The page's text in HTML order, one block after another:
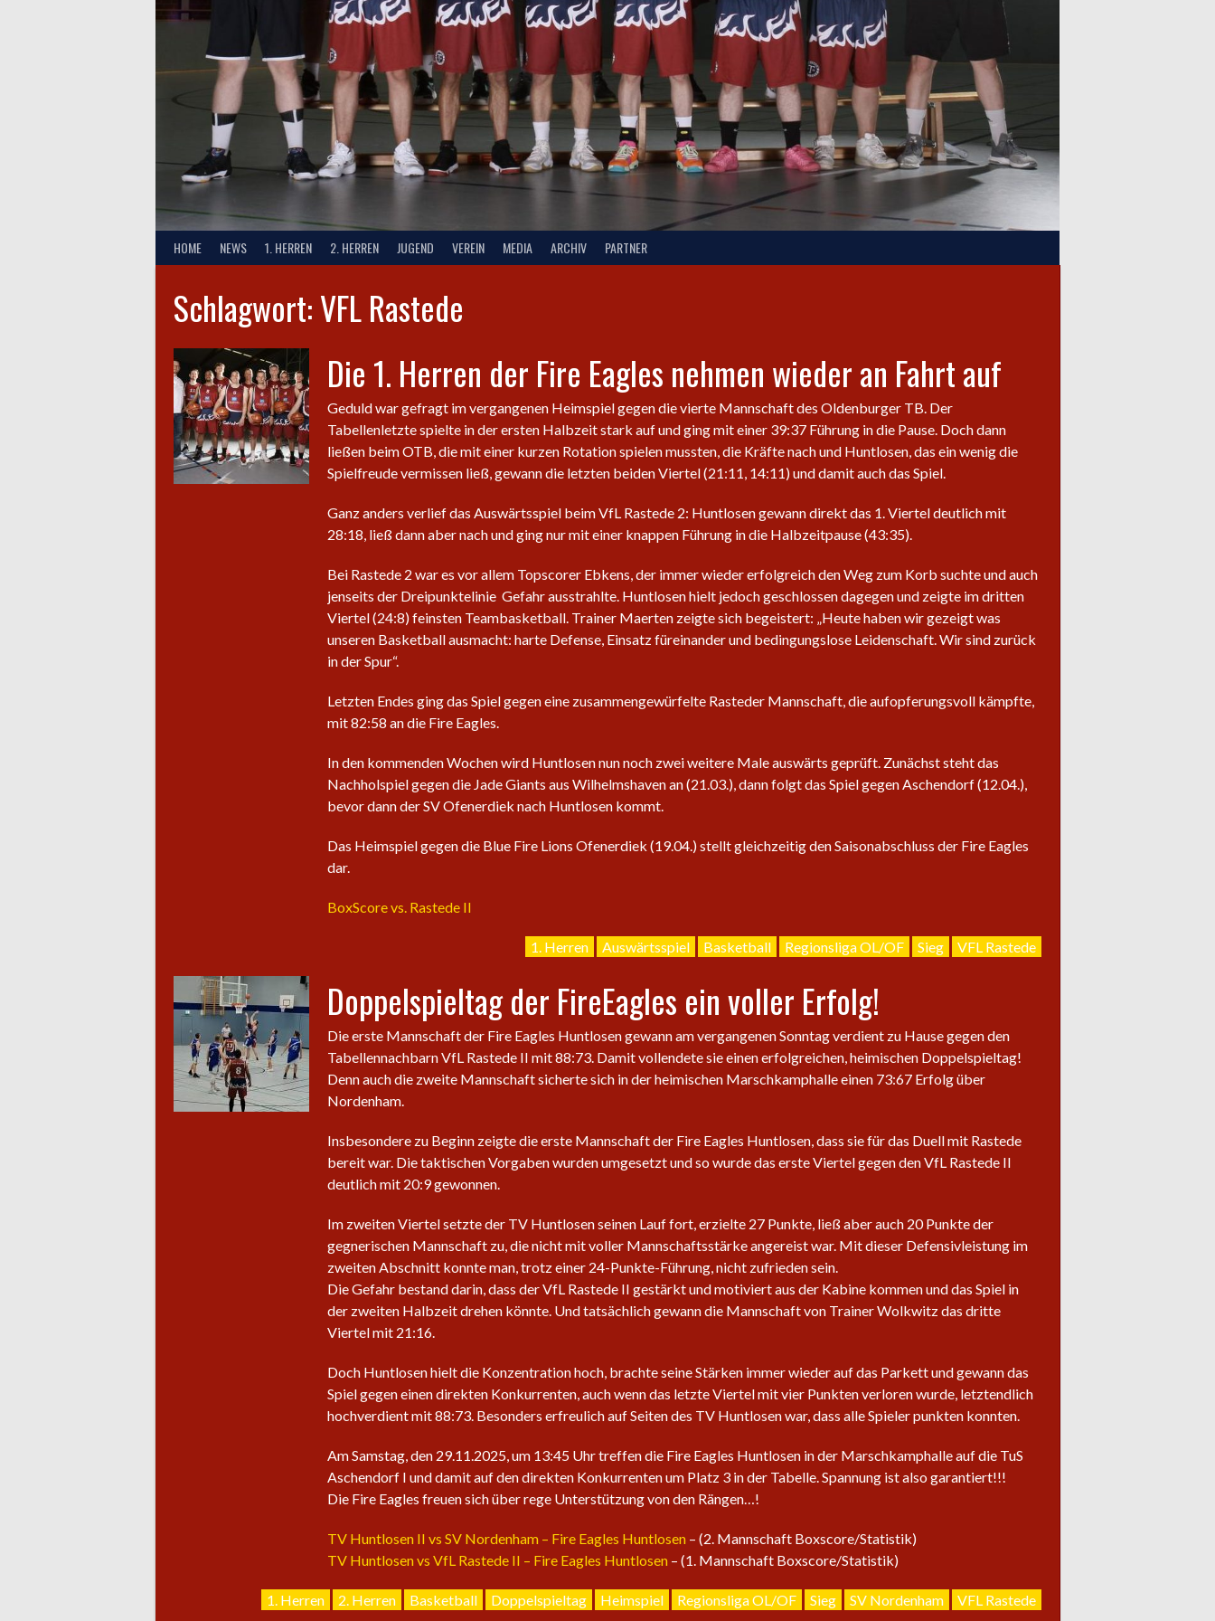
HOME NEWS 1. HERREN 2. HERREN JUGEND VEREIN MEDIA ARCHIV PARTNER
Schlagwort:VFL Rastede
Die 1. Herren der Fire Eagles nehmen wieder an Fahrt auf
Geduld war gefragt im vergangenen Heimspiel gegen die vierte Mannschaft des Oldenburger TB. Der
Tabellenletzte spielte in der ersten Halbzeit stark auf und ging mit einer 39:37 Führung in die Pause. Doch dann
ließen beim OTB, die mit einer kurzen Rotation spielen mussten, die Kräfte nach und Huntlosen, das ein wenig die
Spielfreude vermissen ließ, gewann die letzten beiden Viertel (21:11, 14:11) und damit auch das Spiel.
Ganz anders verlief das Auswärtsspiel beim VfL Rastede 2: Huntlosen gewann direkt das 1. Viertel deutlich mit
28:18, ließ dann aber nach und ging nur mit einer knappen Führung in die Halbzeitpause (43:35).
Bei Rastede 2 war es vor allem Topscorer Ebkens, der immer wieder erfolgreich den Weg zum Korb suchte und auch
jenseits der Dreipunktelinie Gefahr ausstrahlte. Huntlosen hielt jedoch geschlossen dagegen und zeigte im dritten
Viertel (24:8) feinsten Teambasketball. Trainer Maerten zeigte sich begeistert: „Heute haben wir gezeigt was
unseren Basketball ausmacht: harte Defense, Einsatz füreinander und bedingungslose Leidenschaft. Wir sind zurück
in der Spur“.
Letzten Endes ging das Spiel gegen eine zusammengewürfelte Rasteder Mannschaft, die aufopferungsvoll kämpfte,
mit 82:58 an die Fire Eagles.
In den kommenden Wochen wird Huntlosen nun noch zwei weitere Male auswärts geprüft. Zunächst steht das
Nachholspiel gegen die Jade Giants aus Wilhelmshaven an (21.03.), dann folgt das Spiel gegen Aschendorf (12.04.),
bevor dann der SV Ofenerdiek nach Huntlosen kommt.
Das Heimspiel gegen die Blue Fire Lions Ofenerdiek (19.04.) stellt gleichzeitig den Saisonabschluss der Fire Eagles
dar.
BoxScore vs. Rastede II
1. Herren Auswärtsspiel Basketball Regionsliga OL/OF Sieg VFL Rastede
Doppelspieltag der FireEagles ein voller Erfolg!
Die erste Mannschaft der Fire Eagles Huntlosen gewann am vergangenen Sonntag verdient zu Hause gegen den
Tabellennachbarn VfL Rastede II mit 88:73. Damit vollendete sie einen erfolgreichen, heimischen Doppelspieltag!
Denn auch die zweite Mannschaft sicherte sich in der heimischen Marschkamphalle einen 73:67 Erfolg über
Nordenham.
Insbesondere zu Beginn zeigte die erste Mannschaft der Fire Eagles Huntlosen, dass sie für das Duell mit Rastede
bereit war. Die taktischen Vorgaben wurden umgesetzt und so wurde das erste Viertel gegen den VfL Rastede II
deutlich mit 20:9 gewonnen.
Im zweiten Viertel setzte der TV Huntlosen seinen Lauf fort, erzielte 27 Punkte, ließ aber auch 20 Punkte der
gegnerischen Mannschaft zu, die nicht mit voller Mannschaftsstärke angereist war. Mit dieser Defensivleistung im
zweiten Abschnitt konnte man, trotz einer 24-Punkte-Führung, nicht zufrieden sein.
Die Gefahr bestand darin, dass der VfL Rastede II gestärkt und motiviert aus der Kabine kommen und das Spiel in
der zweiten Halbzeit drehen könnte. Und tatsächlich gewann die Mannschaft von Trainer Wolkwitz das dritte
Viertel mit 21:16.
Doch Huntlosen hielt die Konzentration hoch, brachte seine Stärken immer wieder auf das Parkett und gewann das
Spiel gegen einen direkten Konkurrenten, auch wenn das letzte Viertel mit vier Punkten verloren wurde, letztendlich
hochverdient mit 88:73. Besonders erfreulich auf Seiten des TV Huntlosen war, dass alle Spieler punkten konnten.
Am Samstag, den 29.11.2025, um 13:45 Uhr treffen die Fire Eagles Huntlosen in der Marschkamphalle auf die TuS
Aschendorf I und damit auf den direkten Konkurrenten um Platz 3 in der Tabelle. Spannung ist also garantiert!!!
Die Fire Eagles freuen sich über rege Unterstützung von den Rängen…!
TV Huntlosen II vs SV Nordenham – Fire Eagles Huntlosen – (2. Mannschaft Boxscore/Statistik)
TV Huntlosen vs VfL Rastede II – Fire Eagles Huntlosen – (1. Mannschaft Boxscore/Statistik)
1. Herren 2. Herren Basketball Doppelspieltag Heimspiel Regionsliga OL/OF Sieg SV Nordenham VFL Rastede